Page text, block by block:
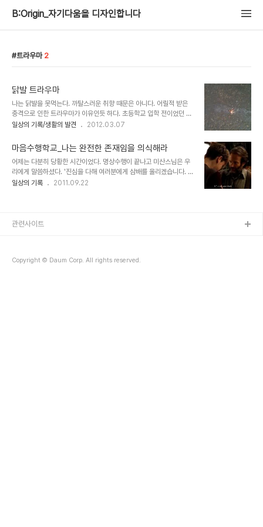
B:Origin_자기다움을 디자인합니다
트라우마 2
닭발 트라우마
나는 닭발을 못먹는다. 까탈스러운 취향 때문은 아니다. 어릴적 받은
충격으로 인한 트라우마가 이유인듯 하다. 초등학교 입학 전이었던 것
으로 기억한다. 경동시장이었나... 조모(祖母)는 멀리 장보러 시장을
친의 디스크병에 특효가 될 '지네'를 파는 곳은 거기라고 했다. 꽃무니
원피스를 입고 나들이에 나선 발걸음따라 온갖 과일과 나물들 먹을거
리들이 지천에 널렸다. 눈이 쉴세라 그 곳을 다 지나자 음침한 구역이
나왔다. 리어카에 가득 쌓인 검은 물체가 눈에 들어왔다. 통째로 그을
려 혀를 빼물고 이를 드러낸 개들 수십마리가 차곡차곡 쌓여있었다. 한
일상의 기록/생활의 발견 2012.03.07
마음수행학교_나는 완전한 존재임을 의식해라
어제는 다분히 당황한 시간이었다. 명상수행이 끝나고 미산스님은 우
리에게 말씀하셨다. '진심을 다해 여러분에게 삼배를 올리겠습니다. 당
황하지 마시고 맞절로 답하지 마세요. 여러분은 온전한 존재입니다. 충
렁치렁한 치마를 입은터라 일어날 때마다 발에 감기는 치맛자락이 못
방법인 것 같다. 고개를 숙인 인..
일상의 기록 2011.09.22
Copyright © Daum Corp. All rights reserved.
관련사이트